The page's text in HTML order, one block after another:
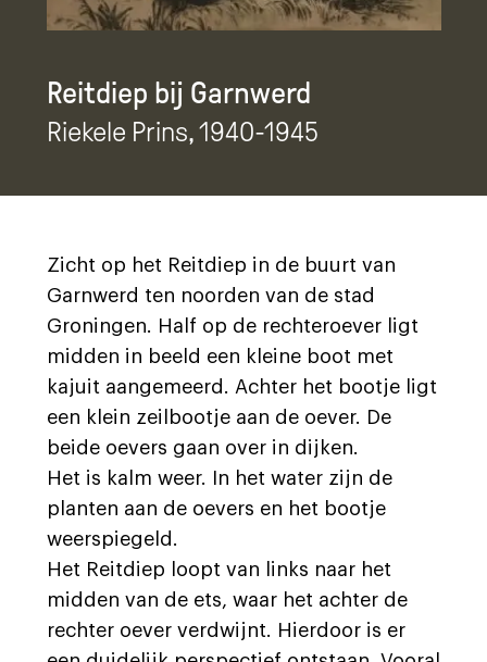
Reitdiep bij Garnwerd
Riekele Prins, 1940-1945
Zicht op het Reitdiep in de buurt van
Garnwerd ten noorden van de stad
Groningen. Half op de rechteroever ligt
midden in beeld een kleine boot met
kajuit aangemeerd. Achter het bootje ligt
een klein zeilbootje aan de oever. De
beide oevers gaan over in dijken.
Het is kalm weer. In het water zijn de
planten aan de oevers en het bootje
weerspiegeld.
Het Reitdiep loopt van links naar het
midden van de ets, waar het achter de
rechter oever verdwijnt. Hierdoor is er